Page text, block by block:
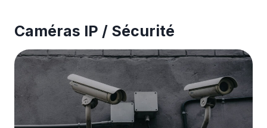
Caméras IP / Sécurité